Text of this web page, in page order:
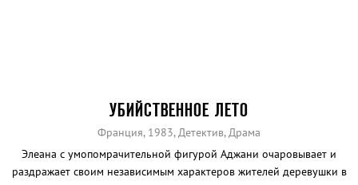
УБИЙСТВЕННОЕ ЛЕТО
Франция, 1983, Детектив, Драма
Элеана с умопомрачительной фигурой Аджани очаровывает и
раздражает своим независимым характеров жителей деревушки в